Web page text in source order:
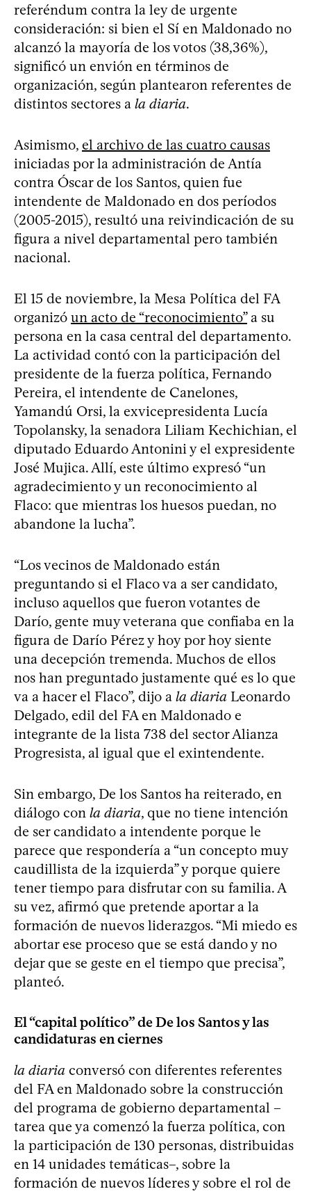
referéndum contra la ley de urgente
consideración: si bien el Sí en Maldonado no
alcanzó la mayoría de los votos (38,36%),
significó un envión en términos de
organización, según plantearon referentes de
distintos sectores a la diaria.
Asimismo, el archivo de las cuatro causas
iniciadas por la administración de Antía
contra Óscar de los Santos, quien fue
intendente de Maldonado en dos períodos
(2005-2015), resultó una reivindicación de su
figura a nivel departamental pero también
nacional.
El 15 de noviembre, la Mesa Política del FA
organizó un acto de “reconocimiento”a su
persona en la casa central del departamento.
La actividad contó con la participación del
presidente de la fuerza política, Fernando
Pereira, el intendente de Canelones,
Yamandú Orsi, la exvicepresidenta Lucía
Topolansky, la senadora Liliam Kechichian, el
diputado Eduardo Antonini y el expresidente
José Mujica. Allí, este último expresó “un
agradecimiento y un reconocimiento al
Flaco: que mientras los huesos puedan, no
abandone la lucha”.
“Los vecinos de Maldonado están
preguntando si el Flaco va a ser candidato,
incluso aquellos que fueron votantes de
Darío, gente muy veterana que confiaba en la
figura de Darío Pérez y hoy por hoy siente
una decepción tremenda. Muchos de ellos
nos han preguntado justamente qué es lo que
va a hacer el Flaco”, dijo a la diaria Leonardo
Delgado, edil del FA en Maldonado e
integrante de la lista 738 del sector Alianza
Progresista, al igual que el exintendente.
Sin embargo, De los Santos ha reiterado, en
diálogo con la diaria, que no tiene intención
de ser candidato a intendente porque le
parece que respondería a “un concepto muy
caudillista de la izquierda” y porque quiere
tener tiempo para disfrutar con su familia. A
su vez, afirmó que pretende aportar a la
formación de nuevos liderazgos. “Mi miedo es
abortar ese proceso que se está dando y no
dejar que se geste en el tiempo que precisa”,
planteó.
El “capital político” de De los Santos y las
candidaturas en ciernes
la diaria conversó con diferentes referentes
del FA en Maldonado sobre la construcción
del programa de gobierno departamental –
tarea que ya comenzó la fuerza política, con
la participación de 130 personas, distribuidas
en 14 unidades temáticas–, sobre la
formación de nuevos líderes y sobre el rol de